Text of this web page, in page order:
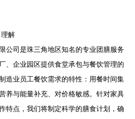
解
公司是珠三角地区知名的专业团膳服务
、企业园区提供食堂承包与餐饮管理的
造业员工餐饮需求的特性：用餐时间集
养与能量补充、对价格敏感。针对家具
特点，我们将制定科学的膳食计划，确